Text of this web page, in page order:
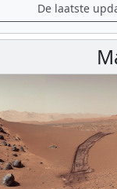
De laatste